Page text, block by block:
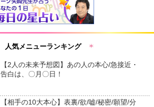
人気メニューランキング
【2人の未来予想図】あの人の本心/急接近・
告白は、〇月〇日！
【相手の10大本心】表裏/欲/嘘/秘密/願望/分